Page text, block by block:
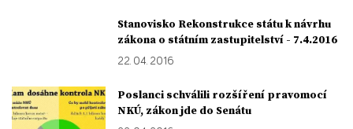
Stanovisko Rekonstrukce státu k návrhu
zákona o státním zastupitelství - 7.4.2016
22. 04. 2016
Poslanci schválili rozšíření pravomocí
NKÚ, zákon jde do Senátu